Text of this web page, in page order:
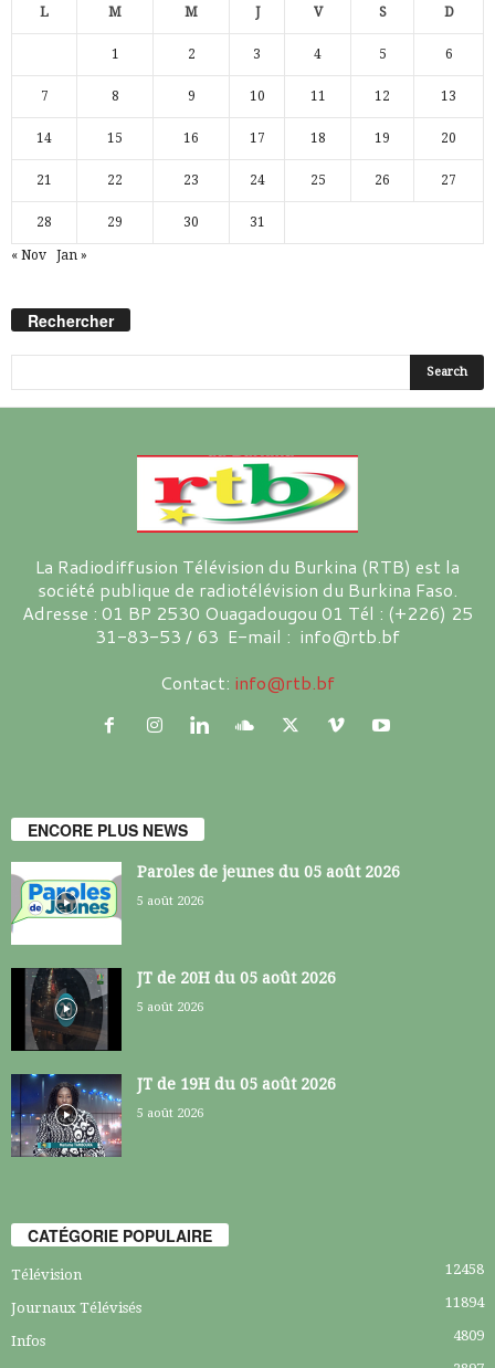
L M M J V S D
1 2 3 4 5 6
7 8 9 10 11 12 13
14 15 16 17 18 19 20
21 22 23 24 25 26 27
28 29 30 31
« Nov Jan »
Rechercher
La Radiodiffusion Télévision du Burkina (RTB) est la
société publique de radiotélévision du Burkina Faso.
Adresse : 01 BP 2530 Ouagadougou 01 Tél : (+226) 25
31-83-53 / 63 E-mail : info@rtb.bf
Contact: info@rtb.bf
ENCORE PLUS NEWS
Paroles de jeunes du 05 août 2026
5 août 2026
JT de 20H du 05 août 2026
5 août 2026
JT de 19H du 05 août 2026
5 août 2026
CATÉGORIE POPULAIRE
Télévision 12458
Journaux Télévisés 11894
Infos 4809